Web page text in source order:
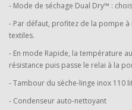
- Mode de séchage Dual Dry™ :
- Par défaut, profitez de la pompe
textiles.
- En mode Rapide, la température
résistance puis passe le relai à la
- Tambour du sèche-linge inox 110
- Condenseur auto-nettoyant